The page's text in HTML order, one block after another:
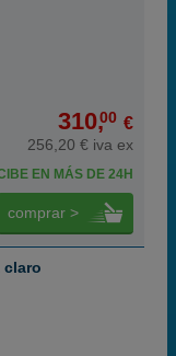
310,00 €
256,20 € iva ex
EN MÁS DE 24H
comprar >
claro